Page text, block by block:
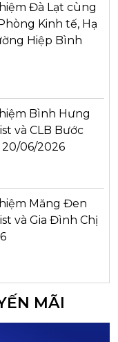
Đà Lạt cùng
Kinh tế, Hạ
Hiệp Bình
Bình Hưng
và CLB Bước
06/2026
Măng Đen
và Gia Đình Chị
MÃI